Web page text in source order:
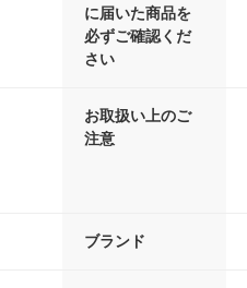
に届いた商品を
必ずご確認くだ
さい
お取扱い上のご
注意
ブランド